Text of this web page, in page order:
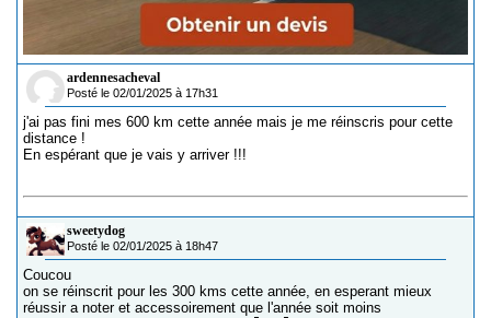
ardennesacheval
Posté le 02/01/2025 à 17h31
j'ai pas fini mes 600 km cette année mais je me réinscris pour cette
distance !
En espérant que je vais y arriver !!!
sweetydog
Posté le 02/01/2025 à 18h47
Coucou
on se réinscrit pour les 300 kms cette année, en esperant mieux
réussir a noter et accessoirement que l'année soit moins